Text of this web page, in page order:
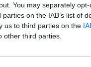
You may separately
on the IAB’s list of
us to third parties on the
other third parties.
șefi de guvern,